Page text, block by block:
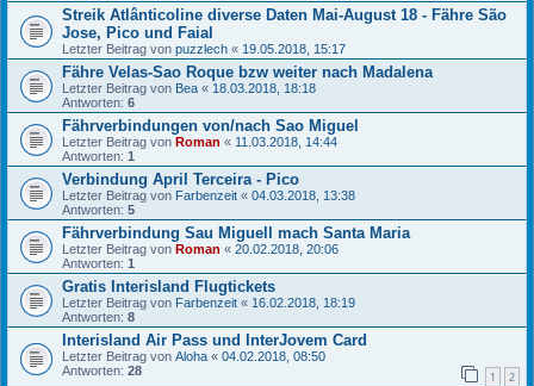
Streik Atlânticoline diverse Daten Mai-August 18 - Fähre São
Jose, Pico und Faial
Letzter Beitrag von puzzlech « 19.05.2018, 15:17
Fähre Velas-Sao Roque bzw weiter nach Madalena
Letzter Beitrag von Bea « 18.03.2018, 18:18
Antworten: 6
Fährverbindungen von/nach Sao Miguel
Letzter Beitrag von Roman « 11.03.2018, 14:44
Antworten: 1
Verbindung April Terceira - Pico
Letzter Beitrag von Farbenzeit « 04.03.2018, 13:38
Antworten: 5
Fährverbindung Sau Miguell mach Santa Maria
Letzter Beitrag von Roman « 20.02.2018, 20:06
Antworten: 1
Gratis Interisland Flugtickets
Letzter Beitrag von Farbenzeit « 16.02.2018, 18:19
Antworten: 8
Interisland Air Pass und InterJovem Card
Letzter Beitrag von Aloha « 04.02.2018, 08:50
Antworten: 28 1 2